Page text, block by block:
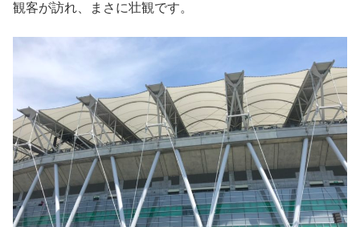
観客が訪れ、まさに壮観です。